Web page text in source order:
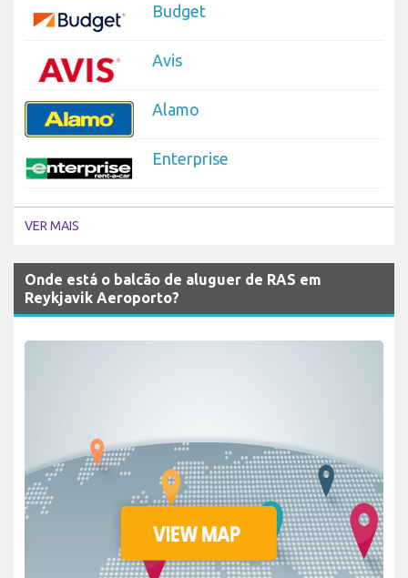
Budget
Avis
Alamo
Enterprise
VER MAIS
Onde está o balcão de aluguer de RAS em
Reykjavik Aeroporto?